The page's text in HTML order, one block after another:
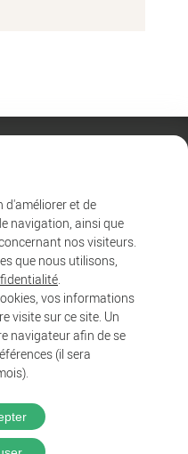
d'améliorer et de
navigation, ainsi que
nos visiteurs.
que nous utilisons,
vos informations
visite sur ce site. Un
navigateur afin de se
(il sera
collaborer